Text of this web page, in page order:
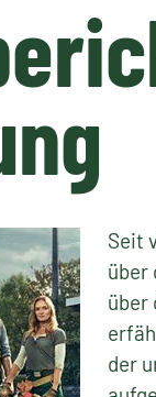
Seit
über
über
der